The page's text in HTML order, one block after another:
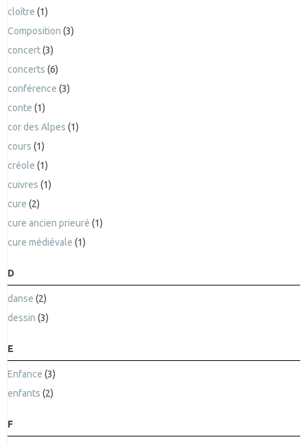
cloître (1)
Composition (3)
concert(3)
concerts (6)
conférence (3)
conte (1)
cor des Alpes (1)
cours (1)
créole (1)
cuivres (1)
cure (2)
cure ancien prieuré (1)
cure médiévale (1)
D
danse (2)
dessin (3)
E
Enfance (3)
enfants (2)
F